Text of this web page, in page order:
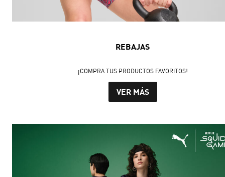
REBAJAS
¡COMPRA TUS PRODUCTOS FAVORITOS!
VER MÁS